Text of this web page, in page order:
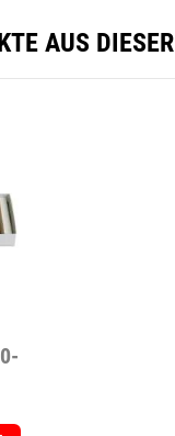
AUS